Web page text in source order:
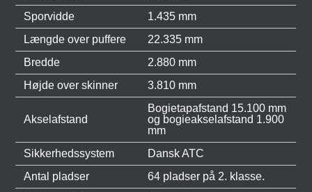
Sporvidde
1.435 mm
Længde over puffere
22.335 mm
Bredde
2.880 mm
Højde over skinner
3.810 mm
Akselafstand
Bogietapafstand 15.100 mm
og bogieakselafstand 1.900
mm
Sikkerhedssystem
Dansk ATC
Antal pladser
64 pladser på 2. klasse.